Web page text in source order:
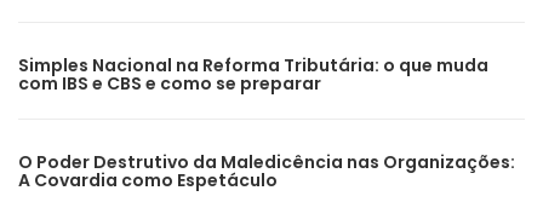
Simples Nacional na Reforma Tributária: o que muda
com IBS e CBS e como se preparar
O Poder Destrutivo da Maledicência nas Organizações:
A Covardia como Espetáculo